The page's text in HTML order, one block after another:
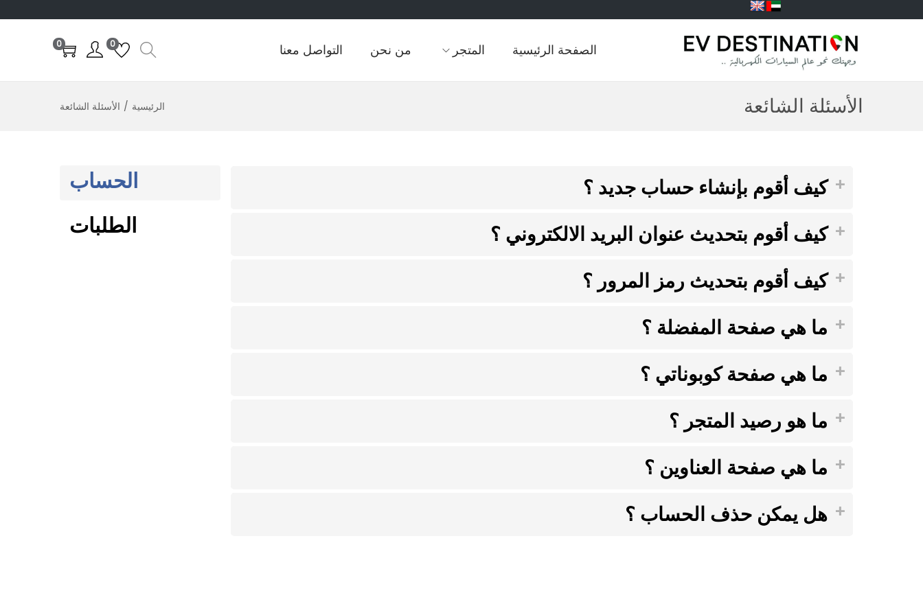
الصفحة الرئيسية المتجر من نحن التواصل معنا 0
0
الأسئلة الشائعة الرئيسية / الأسئلة الشائعة
الحساب
الطلبات
كيف أقوم بإنشاء حساب جديد ؟
كيف أقوم بتحديث عنوان البريد الالكتروني ؟
كيف أقوم بتحديث رمز المرور ؟
ما هي صفحة المفضلة ؟
ما هي صفحة كوبوناتي ؟
ما هو رصيد المتجر ؟
ما هي صفحة العناوين ؟
هل يمكن حذف الحساب ؟